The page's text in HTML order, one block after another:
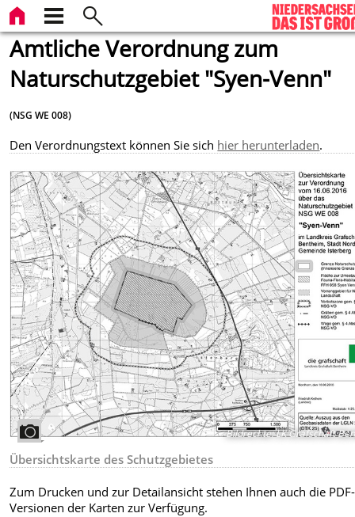
Amtliche Verordnung zum
Naturschutzgebiet "Syen-Venn"
(NSG WE 008)
Den Verordnungstext können Sie sich hier herunterladen.
Bildrechte:LK Grafschaft
Übersichtskarte des Schutzgebietes
Zum Drucken und zur Detailansicht stehen Ihnen auch die PDF-
Versionen der Karten zur Verfügung.